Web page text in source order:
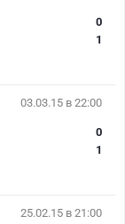
0
1
03.03.15 в 22:00
0
1
25.02.15 в 21:00